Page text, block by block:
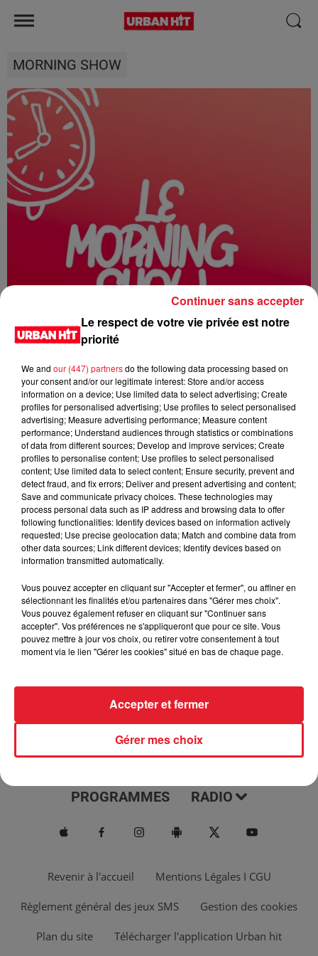
MORNING SHOW
0:00 2 min 22 sec
6 novembre 2025 - 2 min 22 sec
MORNING SHOW 08H32 du 06.11.2025
Le Morning Show
ACTUS MUSIQUES
PROGRAMMES RADIO
Revenir à l'accueil Mentions Légales I CGU
Règlement général des jeux SMS Gestion des cookies
Plan du site Télécharger l'application Urban hit
Le respect de votre vie privée est notre
priorité
We and our (447) partnersdo the following data processing based on
your consent and/or our legitimate interest: Store and/or access
information on a device; Use limited data to select advertising; Create
profiles for personalised advertising; Use profiles to select personalised
advertising; Measure advertising performance; Measure content
performance; Understand audiences through statistics or combinations
of data from different sources; Develop and improve services; Create
profiles to personalise content; Use profiles to select personalised
content; Use limited data to select content; Ensure security, prevent and
detect fraud, and fix errors; Deliver and present advertising and content;
Save and communicate privacy choices. These technologies may
process personal data such as IP address and browsing data to offer
following functionalities: Identify devices based on information actively
requested; Use precise geolocation data; Match and combine data from
other data sources; Link different devices; Identify devices based on
information transmitted automatically.
Vous pouvez accepter en cliquant sur "Accepter et fermer", ou affiner en
sélectionnant les finalités et/ou partenaires dans "Gérer mes choix".
Vous pouvez également refuser en cliquant sur "Continuer sans
accepter". Vos préférences ne s'appliqueront que pour ce site. Vous
pouvez mettre à jour vos choix, ou retirer votre consentement à tout
moment via le lien "Gérer les cookies" situé en bas de chaque page.
Gérer mes choix
Accepter et fermer
Continuer sans accepter